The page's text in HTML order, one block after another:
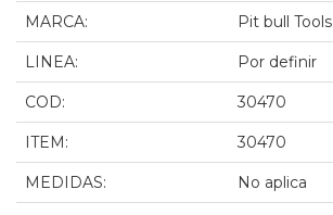
MARCA: Pit bull Tools
LINEA: Por definir
COD: 30470
ITEM: 30470
MEDIDAS: No aplica